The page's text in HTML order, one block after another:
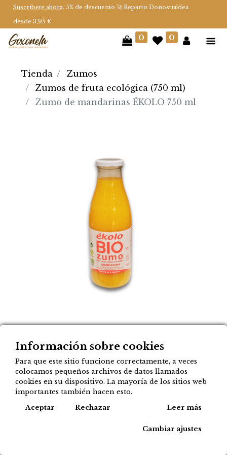
Suscríbete ahora: 5% de descuento 🚀 Reparto Donostialdea
desde 3,95 €
0 0
Tienda
Zumos
Zumos de fruta ecológica (750 ml)
Zumo de mandarinas ÉKOLO 750 ml
ÉKOLO 750 ml
4,10€
Agregar a mi lista
Información sobre cookies
Para que este sitio funcione correctamente, a veces
colocamos pequeños archivos de datos llamados
cookies en su dispositivo. La mayoría de los sitios web
importantes también hacen esto.
Aceptar
Rechazar Leer más
Cambiar ajustes